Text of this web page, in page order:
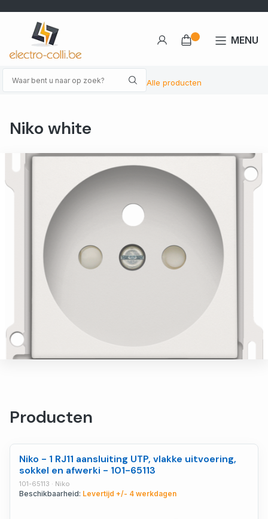
Alle producten
MENU
Niko white
Producten
Niko - 1 RJ11 aansluiting UTP, vlakke uitvoering,
sokkel en afwerki - 101-65113
101-65113 · Niko
Beschikbaarheid: Levertijd +/- 4 werkdagen